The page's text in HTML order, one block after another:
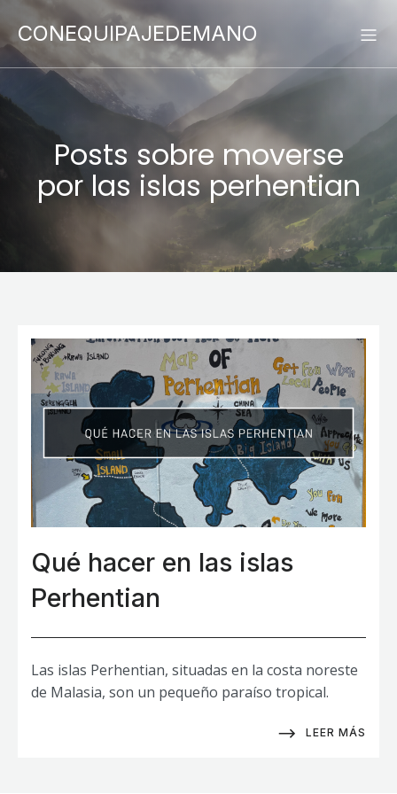
CONEQUIPAJEDEMANO
Posts sobre moverse
por las islas perhentian
Qué hacer en las islas
Perhentian
Las islas Perhentian, situadas en la costa noreste
de Malasia, son un pequeño paraíso tropical.
LEER MÁS